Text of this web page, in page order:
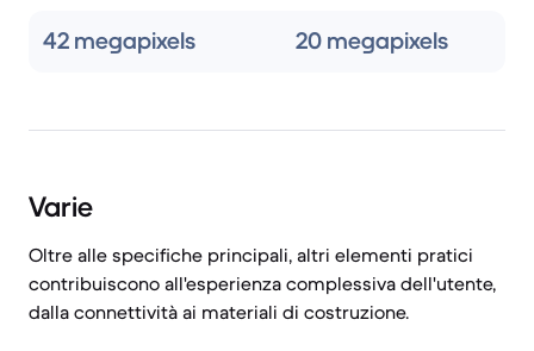
42 megapixels 20 megapixels
Varie
Oltre alle specifiche principali, altri elementi pratici
contribuiscono all'esperienza complessiva dell'utente,
dalla connettività ai materiali di costruzione.